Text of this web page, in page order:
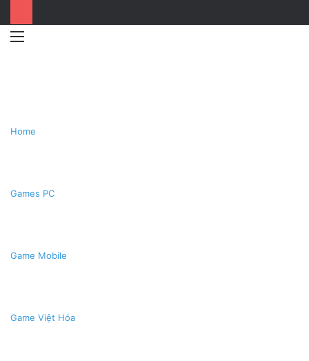
Home
Games PC
Game Mobile
Game Việt Hóa